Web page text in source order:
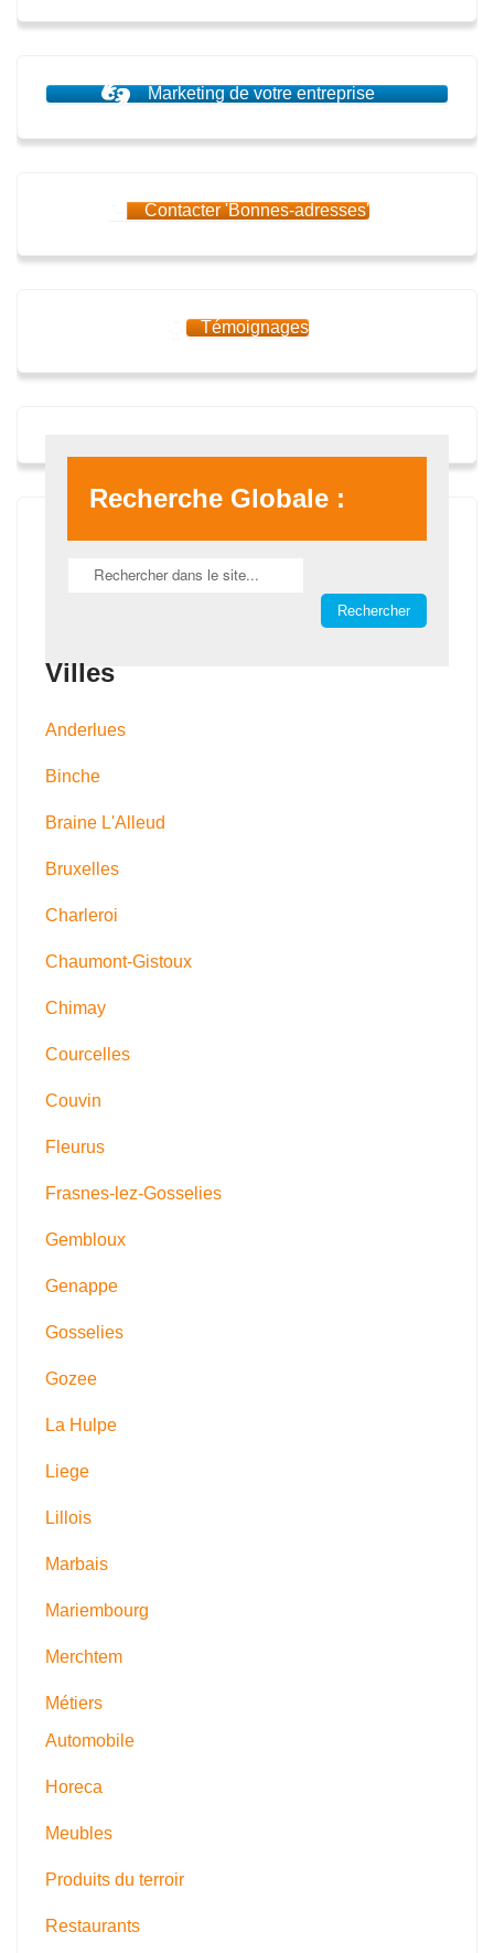
Marketing de votre entreprise
Contacter 'Bonnes-adresses'
Témoignages
Recherche Globale :
Villes
Anderlues
Binche
Braine L'Alleud
Bruxelles
Charleroi
Chaumont-Gistoux
Chimay
Courcelles
Couvin
Fleurus
Frasnes-lez-Gosselies
Gembloux
Genappe
Gosselies
Gozee
La Hulpe
Liege
Lillois
Marbais
Mariembourg
Merchtem
Métiers
Automobile
Horeca
Meubles
Produits du terroir
Restaurants